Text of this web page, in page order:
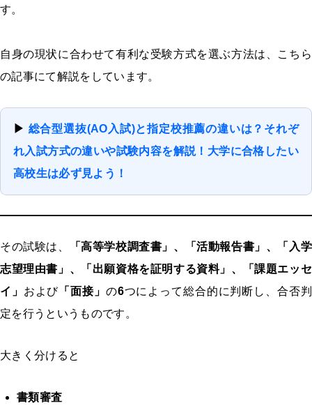
す。
自身の現状に合わせて有利な受験方式を選ぶ方法は、こちら
の記事にて解説をしています。
▶ 総合型選抜(AO入試)と指定校推薦の違いは？それぞ
れ入試方式の違いや試験内容を解説！大学に合格したい
高校生は必ず見よう！
その試験は、
「高等学校調査書」、「活動報告書」、「入学
志望理由書」、「出願資格を証明する資料」、「課題エッセ
イ」 および 「面接」 の6つによって総合的に判断し、合否判
定を行うというものです。
大きく分けると
書類審査